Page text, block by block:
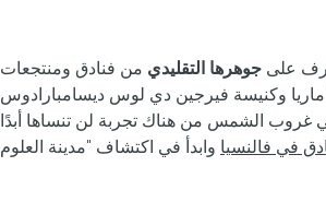
على جوهرها التقليدي من فنادق ومنتجعات Barceló في فالنسيا وهي الذهاب إلى السوق المركزي ، الذي تبلغ مساحته أكثر من 8000 متر مربع ، والبحث من بين آلاف المنتجات
ماريا وكنيسة فيرجين دي لوس ديسامبارادوس
في فالنسيا